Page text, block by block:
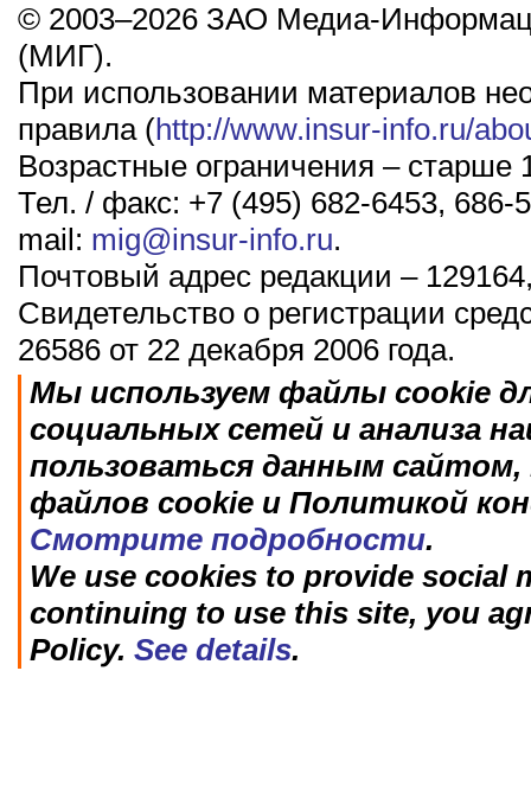
© 2003–2026 ЗАО Медиа-
(МИГ).
При использовании материалов
правила (http://www.insur-info.ru/
Возрастные ограничения – старше
Тел. / факс: +7 (495) 682-6453, 686-
mail: mig@insur-info.ru.
Почтовый адрес редакции –
Свидетельство о регистрации
26586 от 22 декабря 2006 года.
Мы используем файлы cookie
социальных сетей и анализа
пользоваться данным
файлов cookie и Политикой
Смотрите подробности.
We use cookies to provide social
continuing to use this site, you
Policy. See details.